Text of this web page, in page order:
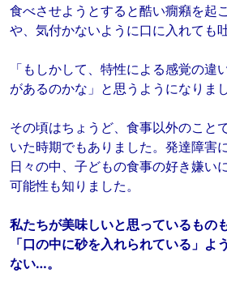
食べさせようとすると酷い癇癪を起
や、気付かないように口に入れても
「もしかして、特性による感覚の違
があるのかな」と思うようになりまし
その頃はちょうど、食事以外のこと
いた時期でもありました。発達障害
日々の中、子どもの食事の好き嫌い
可能性も知りました。
私たちが美味しいと思っているもの
「口の中に砂を入れられている」よ
ない…。